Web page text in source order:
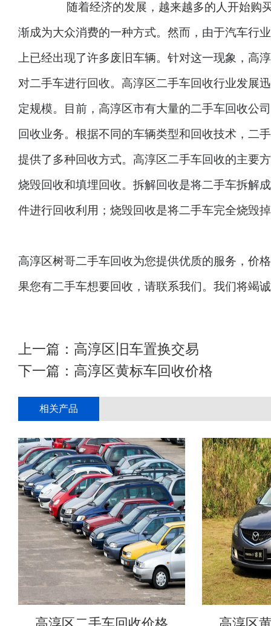
渐成为大众消费的一种方式。然而，由于汽车行
上已经出现了许多废旧车辆。针对这一现象，高
对二手车进行回收。高淳区二手车回收行业发展
定规模。目前，高淳区市有大量的二手车回收公
回收业务。根据不同的车辆类型和回收技术，二
提供了多种回收方式。高淳区二手车回收的主要
烧毁回收和填埋回收。拆解回收是将二手车拆解
件进行回收利用；烧毁回收是将二手车完全烧毁
高淳区树哥二手车回收为您提供优质的服务，价
果您有二手车想要回收，请联系我们。我们将竭
上一篇： 高淳区旧车置换交易
下一篇： 高淳区黄标车回收价格
相关产品